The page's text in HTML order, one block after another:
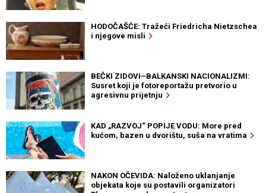
HODOČAŠĆE: Tražeći Friedricha Nietzschea
i njegove misli
BEČKI ZIDOVI–BALKANSKI NACIONALIZMI:
Susret koji je fotoreportažu pretvorio u
agresivnu prijetnju
KAD „RAZVOJ“ POPIJE VODU: More pred
kućom, bazen u dvorištu, suša na vratima
NAKON OČEVIDA: Naloženo uklanjanje
objekata koje su postavili organizatori